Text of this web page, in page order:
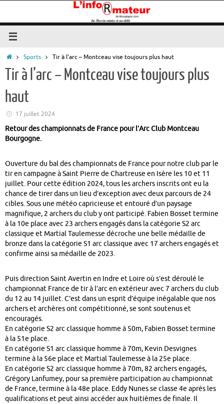
contenu
Accueil
Sports Tir à l’arc – Montceau vise toujours plus haut
Tir à l’arc – Montceau vise toujours plus
haut
17 juillet 2024
Retour des championnats de France pour l’Arc Club Montceau
Bourgogne.
Ouverture du bal des championnats de France pour notre club par le
tir en campagne à Saint Pierre de Chartreuse en Isère les 10 et 11
juillet. Pour cette édition 2024, tous les archers inscrits ont eu la
chance de tirer dans un lieu d’exception avec deux parcours de 24
cibles. Sous une météo capricieuse et entouré d’un paysage
magnifique, 2 archers du club y ont participé. Fabien Bosset termine
à la 10e place avec 23 archers engagés dans la catégorie S2 arc
classique et Martial Taulemesse décroche une belle médaille de
bronze dans la catégorie S1 arc classique avec 17 archers engagés et
confirme ainsi sa médaille de 2023.
Puis direction Saint Avertin en Indre et Loire où s’est déroulé le
championnat France de tir à l’arc en extérieur avec 7 archers du club
du 12 au 14 juillet. C’est dans un esprit d’équipe inégalable que nos
archers et archères ont compétitionné, se sont soutenus et
encouragés.
En catégorie S2 arc classique homme à 50m, Fabien Bosset termine
à la 51e place.
En catégorie S1 arc classique homme à 70m, Kevin Desvignes
termine à la 56e place et Martial Taulemesse à la 25e place.
En catégorie S2 arc classique homme à 70m, 82 archers engagés,
Grégory Lanfumey, pour sa première participation au championnat
de France, termine à la 48e place. Eddy Nunes se classe 4e après les
qualifications et peut ainsi accéder aux huitièmes de finale. Il